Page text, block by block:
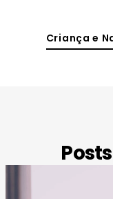
Criança e